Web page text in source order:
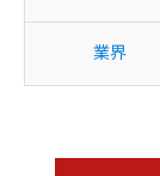
業界